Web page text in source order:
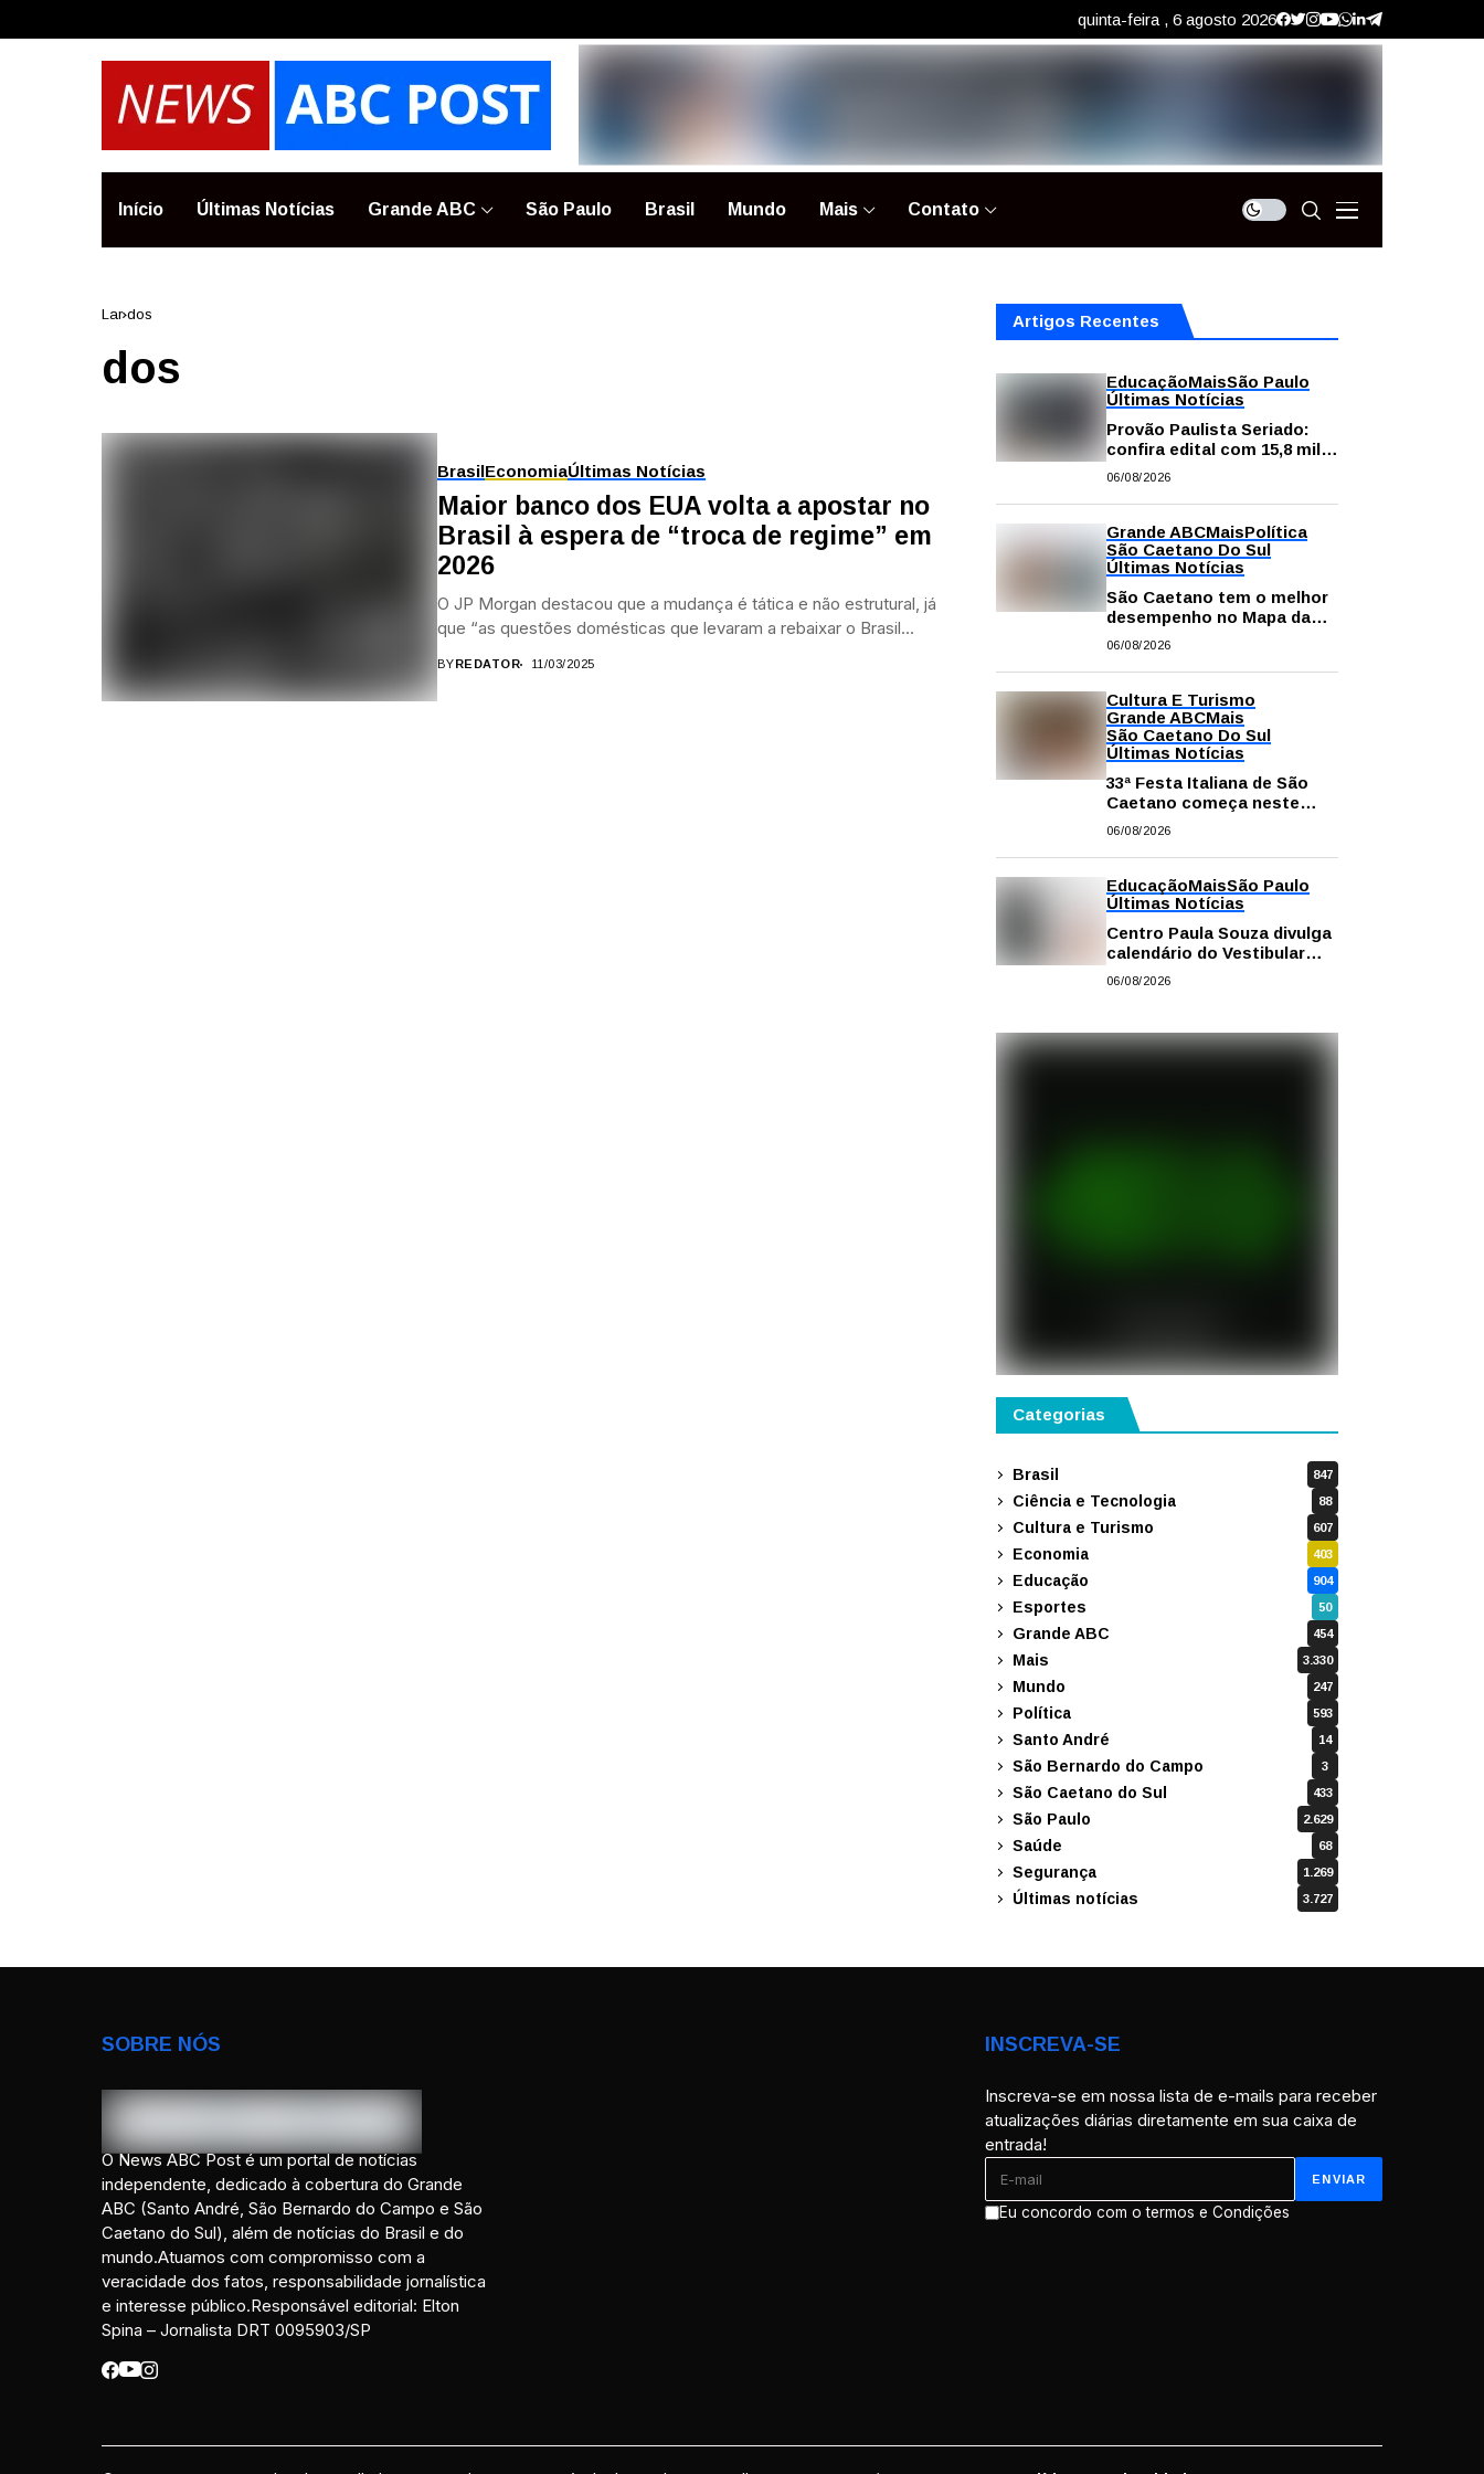
quinta-feira , 6 agosto 2026
Início Últimas Notícias Grande ABC São Paulo Brasil Mundo Mais Contato
Lar dos
dos
BrasilEconomiaÚltimas Notícias
Maior banco dos EUA volta a apostar no
Brasil à espera de “troca de regime” em
2026
O JP Morgan destacou que a mudança é tática e não estrutural, já
que “as questões domésticas que levaram a rebaixar o Brasil...
BYREDATOR 11/03/2025
Artigos Recentes
EducaçãoMaisSão Paulo
Últimas Notícias
Provão Paulista Seriado:
confira edital com 15,8 mil
vagas para ensino superior
06/08/2026
Grande ABCMaisPolítica
São Caetano Do Sul
Últimas Notícias
São Caetano tem o melhor
desempenho no Mapa da
Desigualdade da Grande SP
06/08/2026
Cultura E Turismo
Grande ABCMais
São Caetano Do Sul
Últimas Notícias
33ª Festa Italiana de São
Caetano começa neste
sábado com mais barracas
e atrações
06/08/2026
EducaçãoMaisSão Paulo
Últimas Notícias
Centro Paula Souza divulga
calendário do Vestibular
das Fatecs para o primeiro
06/08/2026
Categorias
Brasil 847
Ciência e Tecnologia 88
Cultura e Turismo 607
Economia 403
Educação 904
Esportes 50
Grande ABC 454
Mais 3.330
Mundo 247
Política 593
Santo André 14
São Bernardo do Campo 3
São Caetano do Sul 433
São Paulo 2.629
Saúde 68
Segurança 1.269
Últimas notícias 3.727
SOBRE NÓS
O News ABC Post é um portal de notícias
independente, dedicado à cobertura do Grande
ABC (Santo André, São Bernardo do Campo e São
Caetano do Sul), além de notícias do Brasil e do
mundo.Atuamos com compromisso com a
veracidade dos fatos, responsabilidade jornalística
e interesse público.Responsável editorial: Elton
Spina – Jornalista DRT 0095903/SP
INSCREVA-SE
Inscreva-se em nossa lista de e-mails para receber
atualizações diárias diretamente em sua caixa de
entrada!
Eu concordo com o termos e Condições